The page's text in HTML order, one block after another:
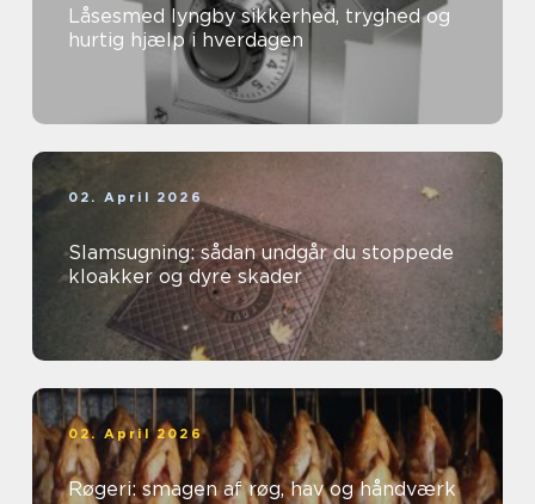
Låsesmed lyngby sikkerhed, tryghed og
hurtig hjælp i hverdagen
02. April 2026
Slamsugning: sådan undgår du stoppede
kloakker og dyre skader
02. April 2026
Røgeri: smagen af røg, hav og håndværk